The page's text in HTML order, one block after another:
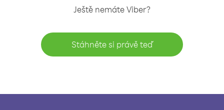
Ještě nemáte Viber?
Stáhněte si právě teď